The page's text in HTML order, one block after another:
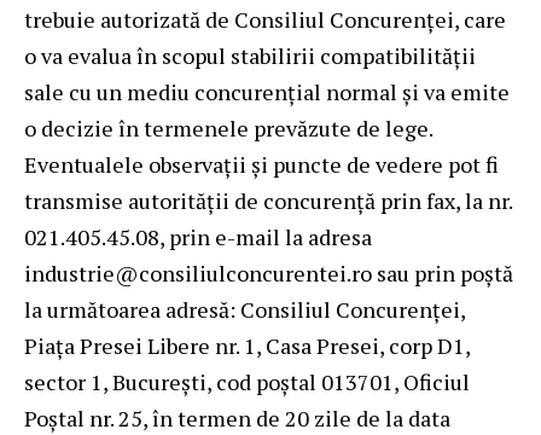
trebuie autorizată de Consiliul Concurenţei, care
o va evalua în scopul stabilirii compatibilităţii
sale cu un mediu concurenţial normal şi va emite
o decizie în termenele prevăzute de lege.
Eventualele observaţii şi puncte de vedere pot fi
transmise autorităţii de concurenţă prin fax, la nr.
021.405.45.08, prin e-mail la adresa
industrie@consiliulconcurentei.ro sau prin poştă
la următoarea adresă: Consiliul Concurenţei,
Piaţa Presei Libere nr. 1, Casa Presei, corp D1,
sector 1, Bucureşti, cod poştal 013701, Oficiul
Poştal nr. 25, în termen de 20 zile de la data